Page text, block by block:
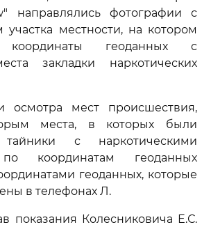
направлялись фотографии с
местности, на котором
координаты геоданных с
закладки наркотических
осмотра мест происшествия,
места, в которых были
с наркотическими
координатам геоданных
геоданных, которые
в телефонах Л.
показания Колесниковича Е.С.